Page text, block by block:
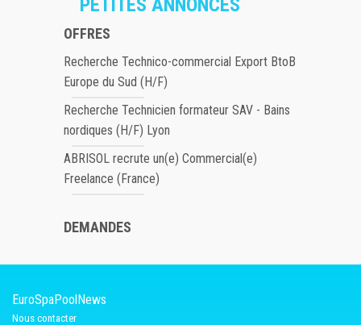
OFFRES
Recherche Technico-commercial Export BtoB
Europe du Sud (H/F)
Recherche Technicien formateur SAV - Bains
nordiques (H/F) Lyon
ABRISOL recrute un(e) Commercial(e)
Freelance (France)
DEMANDES
EuroSpaPoolNews
Nous contacter